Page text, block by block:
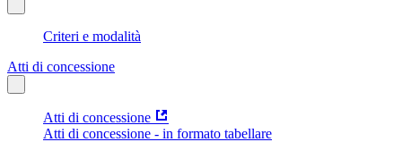
Criteri e modalità
Atti di concessione
Atti di concessione
Atti di concessione - in formato tabellare